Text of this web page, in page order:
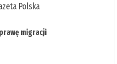
Polska
migracji